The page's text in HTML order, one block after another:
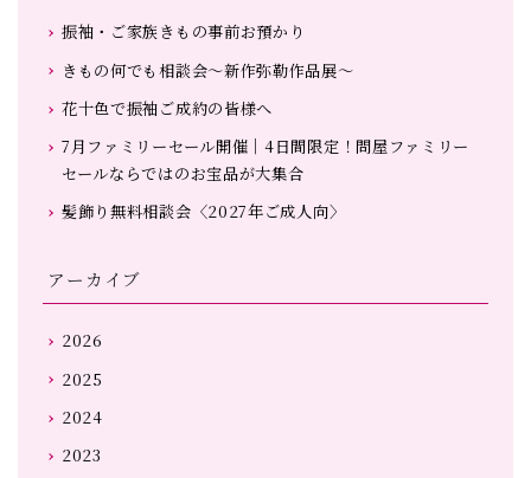
振袖・ご家族きもの事前お預かり
きもの何でも相談会～新作弥勒作品展～
花十色で振袖ご成約の皆様へ
7月ファミリーセール開催｜4日間限定！問屋ファミリー
セールならではのお宝品が大集合
髪飾り無料相談会〈2027年ご成人向〉
アーカイブ
2026
2025
2024
2023